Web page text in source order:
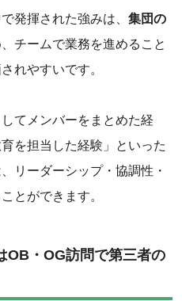
発揮された強みは、 集団の
チームで業務を進めること
れやすいです。
てメンバーをまとめた経
を担当した経験」といった
リーダーシップ・協調性・
とができます。
OB・OG訪問で第三者の